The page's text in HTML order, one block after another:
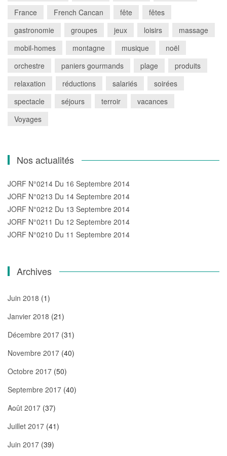
France
French Cancan fête
fêtes
gastronomie
groupes jeux loisirs
massage
mobil-homes
montagne musique
noël
orchestre
paniers gourmands plage
produits
relaxation
réductions salariés
soirées
spectacle
séjours terroir
vacances
Voyages
Nos actualités
JORF N°0214 Du 16 Septembre 2014
JORF N°0213 Du 14 Septembre 2014
JORF N°0212 Du 13 Septembre 2014
JORF N°0211 Du 12 Septembre 2014
JORF N°0210 Du 11 Septembre 2014
Archives
Juin 2018 (1)
Janvier 2018 (21)
Décembre 2017 (31)
Novembre 2017 (40)
Octobre 2017 (50)
Septembre 2017 (40)
Août 2017 (37)
Juillet 2017 (41)
Juin 2017 (39)